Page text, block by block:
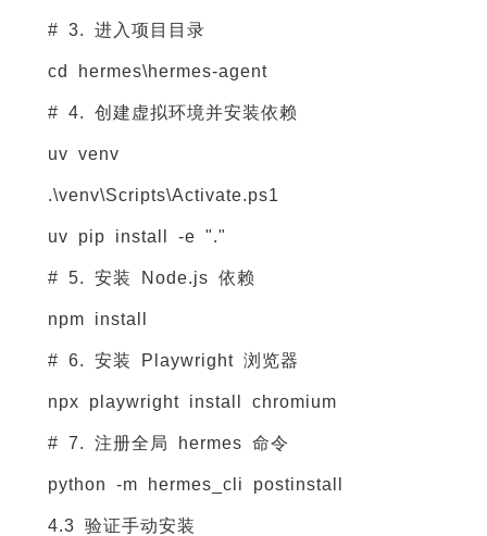
# 3. 进入项目目录
cd hermes\hermes-agent
# 4. 创建虚拟环境并安装依赖
uv venv
.\venv\Scripts\Activate.ps1
uv pip install -e "."
# 5. 安装 Node.js 依赖
npm install
# 6. 安装 Playwright 浏览器
npx playwright install chromium
# 7. 注册全局 hermes 命令
python -m hermes_cli postinstall
4.3 验证手动安装